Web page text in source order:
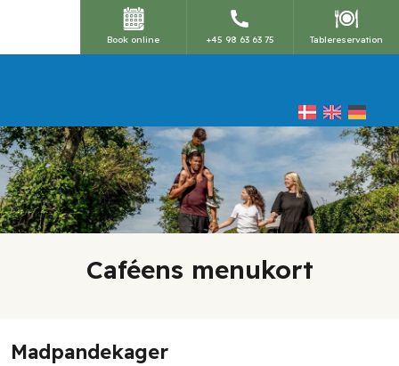
Book online +45 98 63 63 75 Tablereservation
Caféens menukort​
Madpandekager